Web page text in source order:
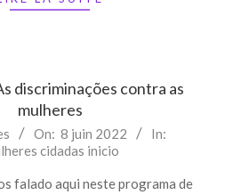
discriminações contra as
mulheres
On: 8 juin 2022
In:
cidadas inicio
falado aqui neste programa de